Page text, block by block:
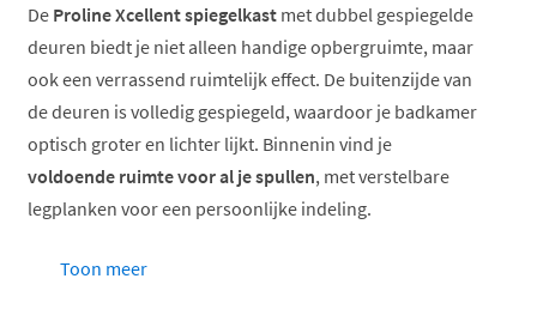
De Proline Xcellent spiegelkast met dubbel gespiegelde
deuren biedt je niet alleen handige opbergruimte, maar
ook een verrassend ruimtelijk effect. De buitenzijde van
de deuren is volledig gespiegeld, waardoor je badkamer
optisch groter en lichter lijkt. Binnenin vind je
voldoende ruimte voor al je spullen, met verstelbare
legplanken voor een persoonlijke indeling.
Dubbelzijdig gespiegelde deuren
Toon meer